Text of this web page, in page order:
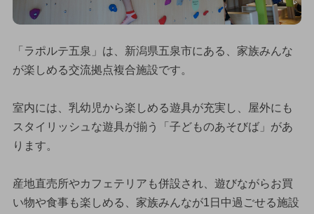
「ラポルテ五泉」は、新潟県五泉市にある、家族みんな
が楽しめる交流拠点複合施設です。
室内には、乳幼児から楽しめる遊具が充実し、屋外にも
スタイリッシュな遊具が揃う「子どものあそびば」があ
ります。
産地直売所やカフェテリアも併設され、遊びながらお買
い物や食事も楽しめる、家族みんなが1日中過ごせる施設